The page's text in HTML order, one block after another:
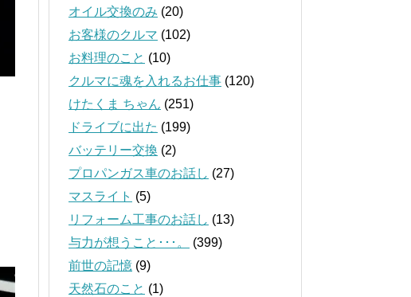
オイル交換のみ (20)
お客様のクルマ (102)
お料理のこと (10)
クルマに魂を入れるお仕事 (120)
けたくま ちゃん (251)
ドライブに出た (199)
バッテリー交換 (2)
プロパンガス車のお話し (27)
マスライト (5)
リフォーム工事のお話し (13)
与力が想うこと･･･。
(399)
前世の記憶 (9)
天然石のこと (1)